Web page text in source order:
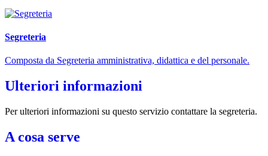
Segreteria
Composta da Segreteria amministrativa, didattica e del personale.
Ulteriori informazioni
Per ulteriori informazioni su questo servizio contattare la segreteria.
A cosa serve